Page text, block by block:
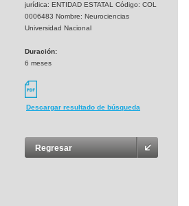
jurídica: ENTIDAD ESTATAL Código: COL
0006483 Nombre: Neurociencias
Universidad Nacional
Duración:
6 meses
Descargar resultado de búsqueda
Regresar